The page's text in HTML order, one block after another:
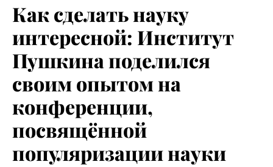
Как сделать науку
интересной: Институт
Пушкина поделился
своим опытом на
конференции,
посвящённой
популяризации науки